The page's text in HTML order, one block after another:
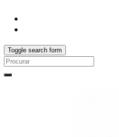
Toggle search form
Search